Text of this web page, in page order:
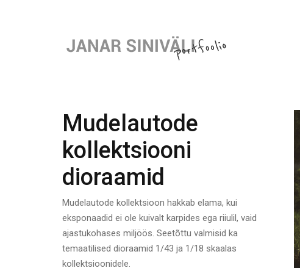
Mudelautode
kollektsiooni
dioraamid
Mudelautode kollektsioon hakkab elama, kui
eksponaadid ei ole kuivalt karpides ega riiulil, vaid
ajastukohases miljöös. Seetõttu valmisid ka
temaatilised dioraamid 1/43 ja 1/18 skaalas
kollektsioonidele.